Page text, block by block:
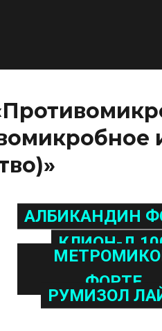
АЛБИКАНДИН
КЛИОН-Д
ФОРТЕ
РУМИЗОЛ